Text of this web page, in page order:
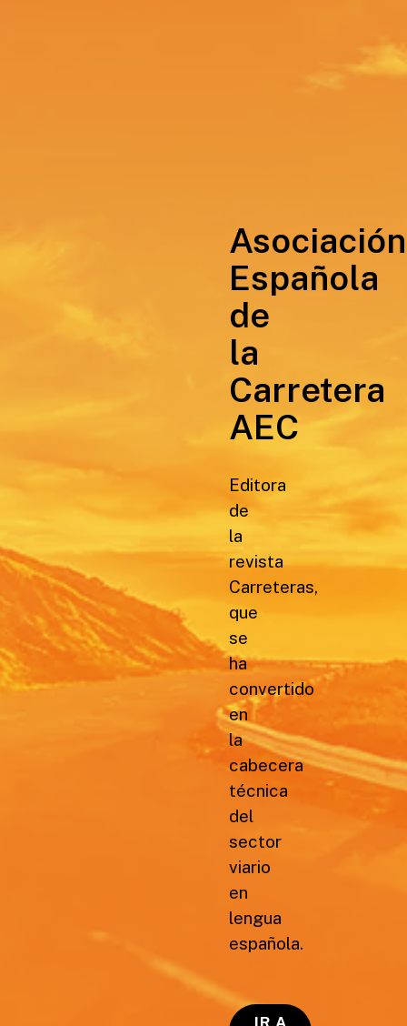
Asociación
Española
de
la
Carretera
AEC
Editora
de
la
revista
Carreteras,
que
se
ha
convertido
en
la
cabecera
técnica
del
sector
viario
en
lengua
española.